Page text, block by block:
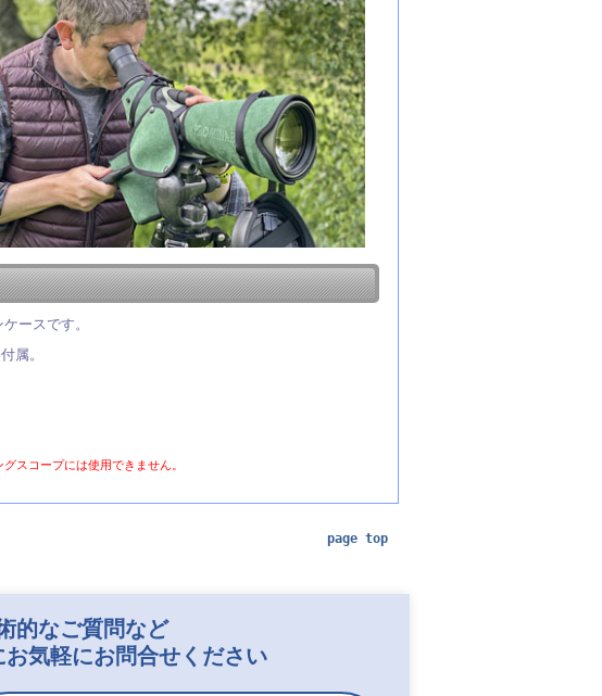
ースです。
属。
コープには使用できません。
page top
的なご質問など
気軽にお問合せください